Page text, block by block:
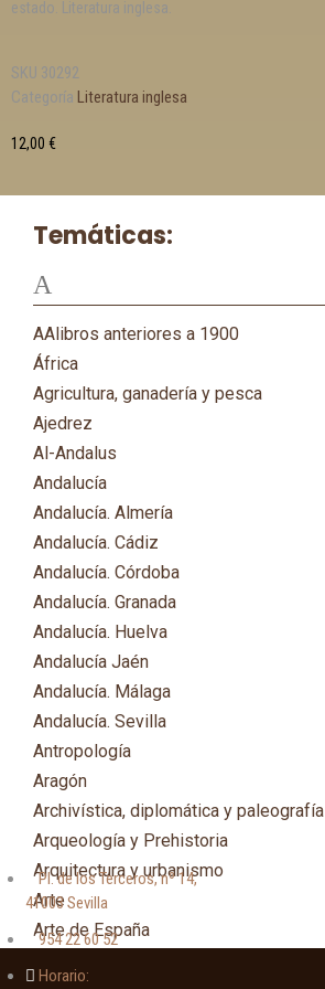
Temáticas:
A
AAlibros anteriores a 1900
África
Agricultura, ganadería y pesca
Ajedrez
Al-Andalus
Andalucía
Andalucía. Almería
Andalucía. Cádiz
Andalucía. Córdoba
Andalucía. Granada
Andalucía. Huelva
Andalucía Jaén
Andalucía. Málaga
Andalucía. Sevilla
Antropología
Aragón
Archivística, diplomática y paleografía
Arqueología y Prehistoria
Arquitectura y urbanismo
Arte
Arte de España
estado. Literatura inglesa.
SKU 30292
Categoría Literatura inglesa
12,00 €
Pl. de los Terceros, nº 14,
41003 Sevilla
954 22 60 52
Horario: